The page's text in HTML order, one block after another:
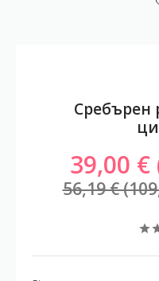
Сребърен
39,00 €
56,19 €